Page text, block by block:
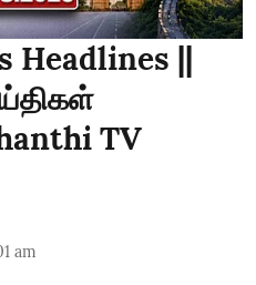
Headlines ||
TV
am